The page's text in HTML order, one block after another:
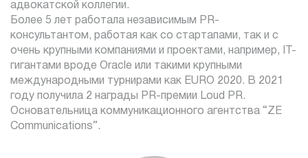
адвокатской коллегии.
Более 5 лет работала независимым PR-
консультантом, работая как со стартапами, так и с
очень крупными компаниями и проектами, например, IT-
гигантами вроде Oracle или такими крупными
международными турнирами как EURO 2020. В 2021
году получила 2 награды PR-премии Loud PR.
Основательница коммуникационного агентства “ZE
Communications”.